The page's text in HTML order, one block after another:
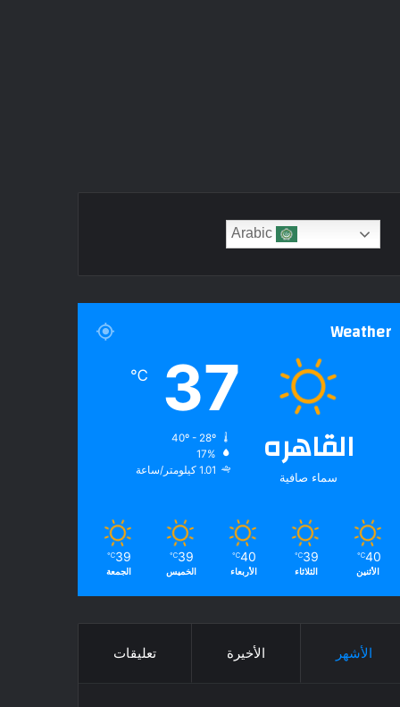
Arabic
Weather
القاهره
سماء صافية
37
℃
17%
1.01 كيلومتر/ساعة
40
℃
الأثنين
39
℃
الثلاثاء
40
℃
الأربعاء
39
℃
الخميس
39
℃
الجمعة
الأشهر الأخيرة تعليقات